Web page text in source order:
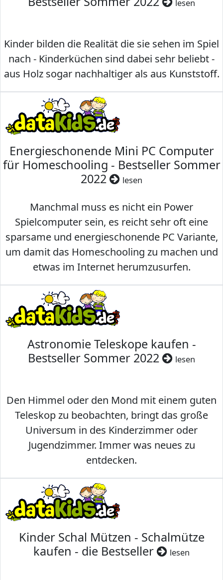
lesen
Kinder bilden die Realität die sie sehen im Spiel
nach - Kinderküchen sind dabei sehr beliebt -
aus Holz sogar nachhaltiger als aus Kunststoff.
Energieschonende Mini PC Computer
für Homeschooling - Bestseller Sommer
2022
lesen
Manchmal muss es nicht ein Power
Spielcomputer sein, es reicht sehr oft eine
sparsame und energieschonende PC Variante,
um damit das Homeschooling zu machen und
etwas im Internet herumzusurfen.
Astronomie Teleskope kaufen -
Bestseller Sommer 2022
lesen
Den Himmel oder den Mond mit einem guten
Teleskop zu beobachten, bringt das große
Universum in des Kinderzimmer oder
Jugendzimmer. Immer was neues zu
entdecken.
Kinder Schal Mützen - Schalmütze
kaufen - die Bestseller
lesen